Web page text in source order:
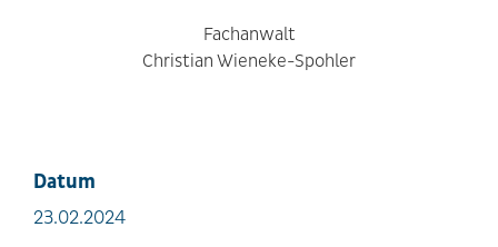
Fachanwalt
Christian Wieneke-Spohler
Datum
23.02.2024